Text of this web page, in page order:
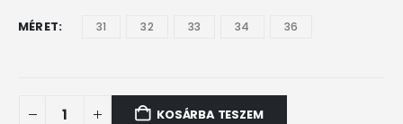
MÉRET 31 32 33 34 36
KOSÁRBA TESZEM